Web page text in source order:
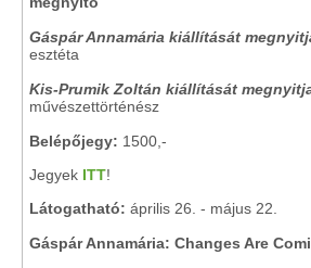
Gáspár Annamária kiállítását
esztéta
Kis-Prumik Zoltán kiállítását
művészettörténész
Belépőjegy: 1500,-
Jegyek ITT!
Látogatható: április 26. - május 22.
Gáspár Annamária: Changes Are